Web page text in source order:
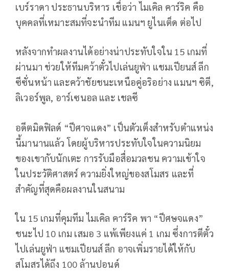
เบร์ราดา ประธานบริหาร เชื่อว่า ไมเคิล คาร์ริค คือ
บุคคลที่เหมาะสมที่จะนำทีม แมนฯ ยูไนเต็ด ต่อไป
หลังจากทำผลงานได้อย่างน่าประทับใจใน 15 เกมที่
ผ่านมา ช่วยให้ทีมคว้าตั๋วไปเล่นยูฟ่า แชมเปียนส์ ลีก
ซีซั่นหน้า และคว้าชัยชนะเหนือคู่อริอย่าง แมนฯ ซิตี,
ลิเวอร์พูล, อาร์เซนอล และ เชลซี
อดีตมิดฟิลด์ “ปีศาจแดง” เป็นตัวเต็งสำหรับตำแหน่ง
นี้มานานแล้ว โดยผู้บริหารประทับใจในความนิยม
ของเขากับนักเตะ การรับมือสื่อมวลชน ความเข้าใจ
ในประวัติศาสตร์ ความยิ่งใหญ่ของสโมสร และที่
สำคัญที่สุดคือผลงานในสนาม
ใน 15 เกมที่คุมทีม ไมเคิล คาร์ริค พา “ปีศษจแดง”
ชนะไป 10 เกม เสมอ 3 แพ้เพียงแค่ 1 เกม ซึ่งการตีตั๋ว
ไปเล่นยูฟ่า แชมเปียนส์ ลีก อาจเพิ่มรายได้ให้กับ
สโมสรได้ถึง 100 ล้านปอนด์